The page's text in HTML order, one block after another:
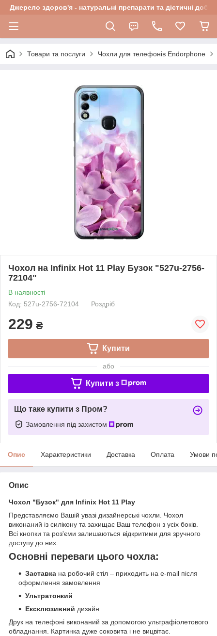
Джерело здоров'я - натуральні препарати та дієтичні
Товари та послуги Чохли для телефонів Endorphone
Чохол на Infinix Hot 11 Play Бузок "527u-2756-
72104"
В наявності
Код: 527u-2756-72104
Роздріб
229 ₴
Купити
або
Купити з
Що таке купити з Пром?
Замовлення під захистом
Опис Характеристики Доставка Оплата Умови
Опис
Чохол "Бузок" для Infinix Hot 11 Play
Представляємо Вашій увазі дизайнерські чохли. Чохол
виконаний із силікону та захищає Ваш телефон з усіх боків.
Всі кнопки та роз'єми залишаються відкритими для зручного
доступу до них.
Основні переваги цього чохла:
Заставка на робочий стіл – приходить на e-mail після
оформлення замовлення
Ультратонкий
Ексклюзивний дизайн
Друк на телефоні виконаний за допомогою ультрафіолетового
обладнання. Картинка дуже соковита і не вицвітає.